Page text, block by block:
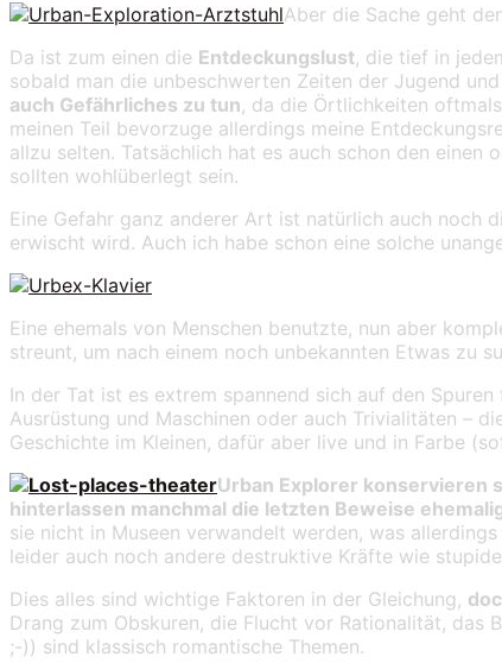
Aber die Sache geht
Da ist zum einen die Entdeckungslust, die tief in
sobald man die unbeschwerten Zeiten der Jugend
auch Gefährliches zu tun, da die Örtlichkeiten
meinen Teil bevorzuge allerdings meine
allzu selten. Tatsächlich hat es auch schon den
sollten wohlüberlegt sein.
Eine Gefahr ganz anderer Art ist natürlich auch noch
erwischt wird. Auch ich habe schon eine solche
Eine ehemals von Menschen benutzte, nun aber
streunt, um nach einem noch unbekannten Etwas zu
In der Tat ist es extrem spannend sich auf den
Ausrüstung und Maschinen oder auch Trivialitäten –
Geschichte im Kleinen, dafür aber live und in Farbe
Urban Explorer konservieren
hinterlassen manchmal die letzten Beweise
sie nicht in Museen verwandelt werden, was
leider auch noch andere destruktive Kräfte wie
Dies alles sind wichtige Faktoren in der Gleichung,
Drang zum Obskuren, die Flucht vor Rationalität, das
;-)) sind klassisch romantische Themen.